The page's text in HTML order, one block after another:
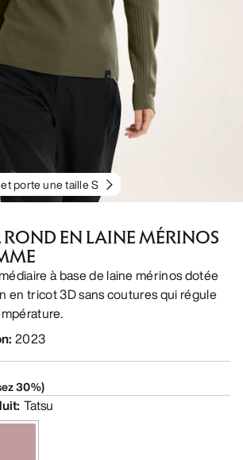
porte une taille S
EN LAINE MÉRINOS
à base de laine mérinos dotée
en tricot 3D sans coutures qui régule
: 2023
30%)
: Tatsu